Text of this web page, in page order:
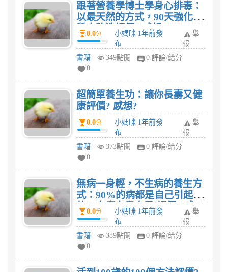
跟著營養學博士學身心排毒：
以最天然的方式，90天強化體
質大改造評價? 感想?
0.0分
小媽咪 1年前發
布
舉
報
書籍
349點閱
0 評論/給分
0
超簡單養生功：讓你長壽又健
康評價? 感想?
0.0分
小媽咪 1年前發
布
舉
報
書籍
373點閱
0 評論/給分
0
無病一身輕，不生病的養生方
式：90%的病都是自己引起
的，自癒力靠自己!評價? 感
想?
0.0分
小媽咪 1年前發
布
舉
報
書籍
389點閱
0 評論/給分
0